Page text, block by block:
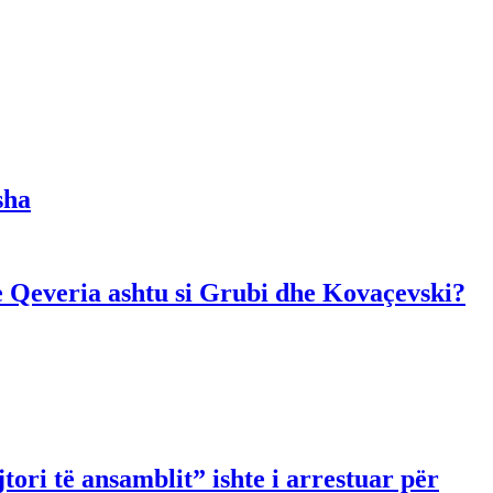
ashtu si Grubi dhe Kovaçevski?
të ansamblit” ishte i arrestuar për